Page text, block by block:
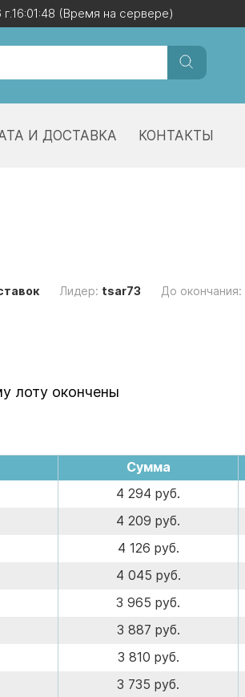
16:01:49 (Время на сервере)
И ДОСТАВКА КОНТАКТЫ
16:01:49 (Время на сервере)
Лидер: tsar73 До окончания:
лоту окончены
Сумма
4 294 руб.
4 209 руб.
4 126 руб.
4 045 руб.
3 965 руб.
3 887 руб.
3 810 руб.
3 735 руб.